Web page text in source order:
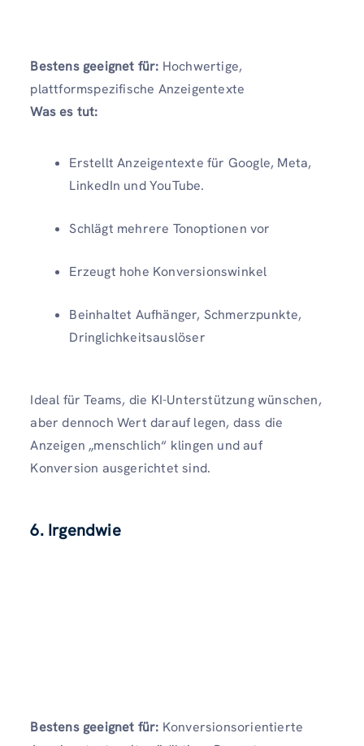
Bestens geeignet für: Hochwertige,
plattformspezifische Anzeigentexte
Was es tut:
Erstellt Anzeigentexte für Google, Meta,
LinkedIn und YouTube.
Schlägt mehrere Tonoptionen vor
Erzeugt hohe Konversionswinkel
Beinhaltet Aufhänger, Schmerzpunkte,
Dringlichkeitsauslöser
Ideal für Teams, die KI-Unterstützung wünschen,
aber dennoch Wert darauf legen, dass die
Anzeigen „menschlich“ klingen und auf
Konversion ausgerichtet sind.
6. Irgendwie
Bestens geeignet für: Konversionsorientierte